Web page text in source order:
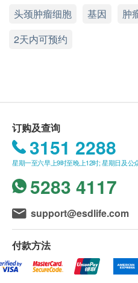
在。 mRNA动态基因技术
便可检测0.2cm或以上的
异性可高达93-97%，比
安全
-若需定期追踪筛检，绝对
2288)。
健康检查计划只适用于
未成年客人体检指引
预先取同意书并由家长
由其他成年人陪同到中
签署者的身份证明文件
服务。
B.16歳至未满18岁者：
预先取同意书并由家长
客人自行到中心，出示
身份证明文件副本核实
本身体检查计划有效期
个月内(由确认付款日
星期一至六︰9:00a.m. –
热线电话：(852) 2369 0680
头颈肿瘤细胞
基因 肿
2天内可预约
订购及查询
3151 2288
星期一至六早上9时至晚上12时; 星期日及公
5283 4117
support@esdlife.com
付款方法